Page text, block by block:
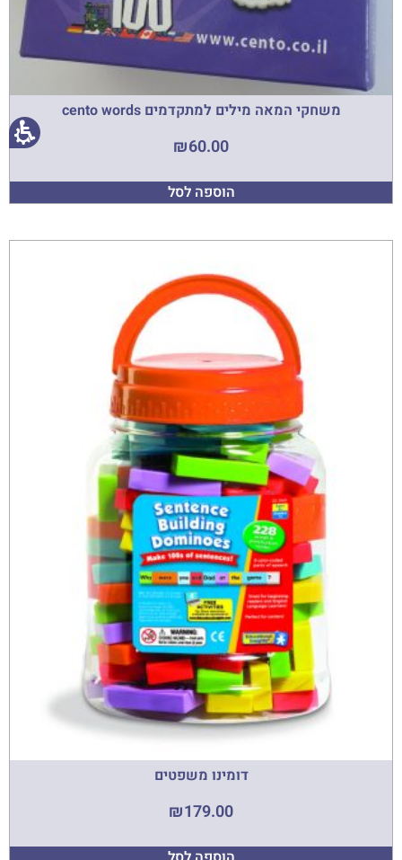
משחקי המאה מילים למתקדמים cento words
₪60.00
הוספה לסל
דומינו משפטים
₪179.00